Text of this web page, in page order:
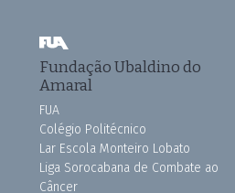
Fundação Ubaldino do
Amaral
FUA
Colégio Politécnico
Lar Escola Monteiro Lobato
Liga Sorocabana de Combate ao
Câncer